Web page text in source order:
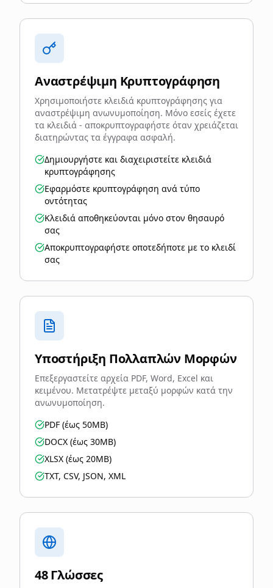
Αναστρέψιμη Κρυπτογράφηση
Χρησιμοποιήστε κλειδιά κρυπτογράφησης για
αναστρέψιμη ανωνυμοποίηση. Μόνο εσείς έχετε
τα κλειδιά - αποκρυπτογραφήστε όταν χρειάζεται
διατηρώντας τα έγγραφα ασφαλή.
Δημιουργήστε και διαχειριστείτε κλειδιά
κρυπτογράφησης
Εφαρμόστε κρυπτογράφηση ανά τύπο
οντότητας
Κλειδιά αποθηκεύονται μόνο στον θησαυρό
σας
Αποκρυπτογραφήστε οποτεδήποτε με το κλειδί
σας
Υποστήριξη Πολλαπλών Μορφών
Επεξεργαστείτε αρχεία PDF, Word, Excel και
κειμένου. Μετατρέψτε μεταξύ μορφών κατά την
ανωνυμοποίηση.
PDF (έως 50MB)
DOCX (έως 30MB)
XLSX (έως 20MB)
TXT, CSV, JSON, XML
48 Γλώσσες